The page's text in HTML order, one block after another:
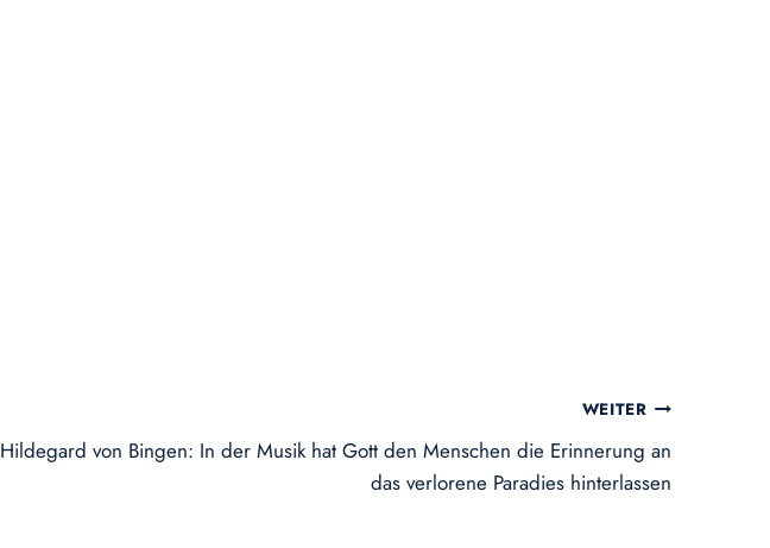
WEITER
Hildegard von Bingen: In der Musik hat Gott den Menschen die Erinnerung an
das verlorene Paradies hinterlassen